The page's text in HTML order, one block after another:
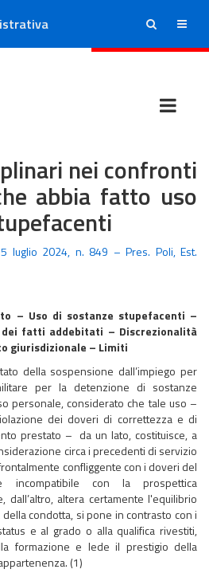
ricerca menu
nei confronti
abbia fatto uso
luglio 2024, n. 849 – Pres. Poli, Est.
– Uso di sostanze stupefacenti –
fatti addebitati – Discrezionalità
giurisdizionale – Limiti
della sospensione dall’impiego per
per la detenzione di sostanze
personale, considerato che tale uso –
dei doveri di correttezza e di
prestato – da un lato, costituisce, a
circa i precedenti di servizio
confliggente con i doveri del
incompatibile con la prospettica
altera certamente l'equilibrio
condotta, si pone in contrasto con i
e al grado o alla qualifica rivestiti,
formazione e lede il prestigio della
(1)